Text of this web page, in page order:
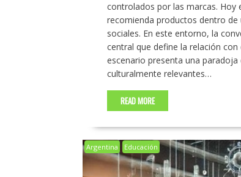
controlados por las marcas. Hoy
recomienda productos dentro
sociales. En este entorno, la
central que define la relación
escenario presenta una
culturalmente relevantes…
READ MORE
Argentina Educación